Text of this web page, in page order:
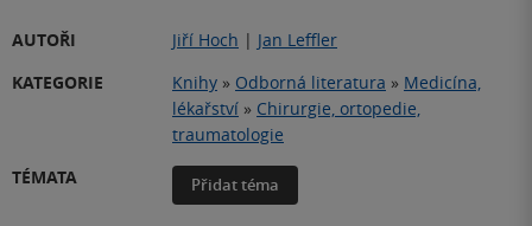
AUTOŘI Jiří Hoch | Jan Leffler
KATEGORIE
Knihy » Odborná literatura » Medicína,
lékařství » Chirurgie, ortopedie,
traumatologie
TÉMATA
Přidat téma